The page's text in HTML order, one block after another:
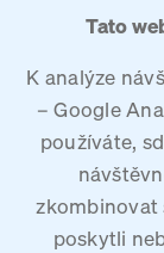
Tato
K analýze
– Google
používáte,
zkombinovat
poskytli